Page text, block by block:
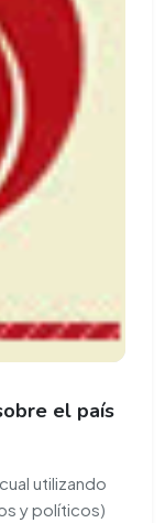
el país
utilizando
y políticos)